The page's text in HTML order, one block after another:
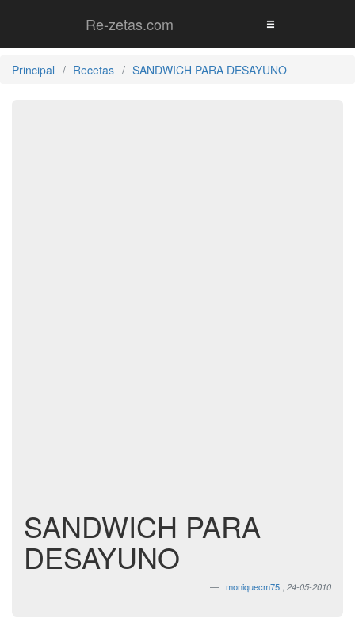
Re-zetas.com
Principal Recetas SANDWICH PARA DESAYUNO
SANDWICH PARA
DESAYUNO
moniquecm75 24-05-2010